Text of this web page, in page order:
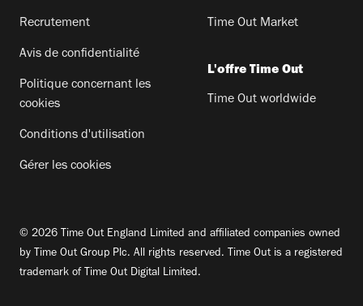
Recrutement
Avis de confidentialité
Politique concernant les
cookies
Conditions d'utilisation
Gérer les cookies
Time Out Market
L'offre Time Out
Time Out worldwide
© 2026 Time Out England Limited and affiliated companies owned
by Time Out Group Plc. All rights reserved. Time Out is a registered
trademark of Time Out Digital Limited.